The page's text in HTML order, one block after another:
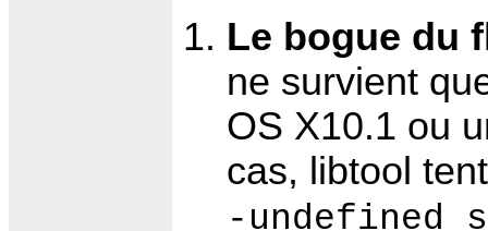
Le bogue du
ne survient
OS X10.1 ou
cas, libtool
-undefined